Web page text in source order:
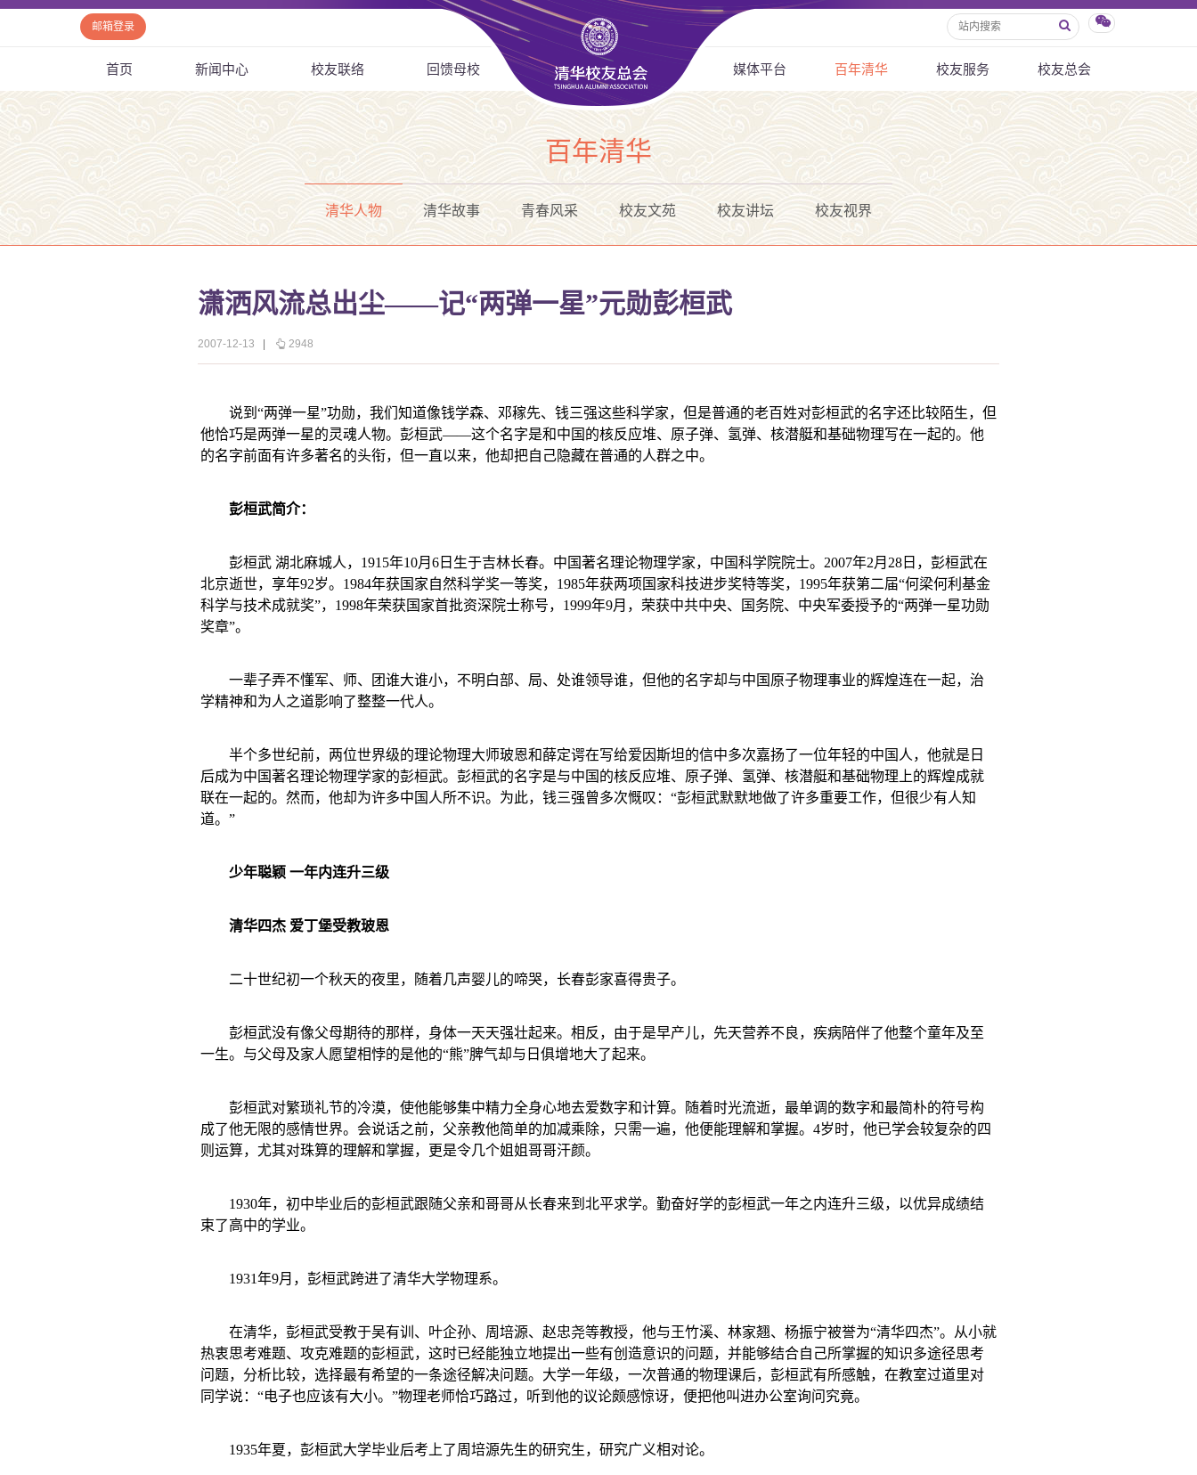
邮箱登录
首页 新闻中心 校友联络 回馈母校 媒体平台 百年清华 校友服务 校友总会
百年清华
清华人物 清华故事 青春风采 校友文苑 校友讲坛 校友视界
潇洒风流总出尘——记“两弹一星”元勋彭桓武
2007-12-13 2948
说到“两弹一星”功勋，我们知道像钱学森、邓稼先、钱三强这些科学家，但是普通的老百姓对彭桓武的名字还比较陌生，但
他恰巧是两弹一星的灵魂人物。彭桓武——这个名字是和中国的核反应堆、原子弹、氢弹、核潜艇和基础物理写在一起的。他
的名字前面有许多著名的头衔，但一直以来，他却把自己隐藏在普通的人群之中。
彭桓武简介：
彭桓武 湖北麻城人， 1915年10月 6 日生于吉林长春。中国著名理论物理学家，中国科学院院士。 2007年2月 28 日，彭桓武在
北京逝世，享年92岁。 1984年获国家自然科学奖一等奖， 1985年获两项国家科技进步奖特等奖， 1995年获第二届“何梁何利基金
科学与技术成就奖”， 1998年荣获国家首批资深院士称号， 1999年9月，荣获中共中央、国务院、中央军委授予的“两弹一星功勋
奖章”。
一辈子弄不懂军、师、团谁大谁小，不明白部、局、处谁领导谁，但他的名字却与中国原子物理事业的辉煌连在一起，治
学精神和为人之道影响了整整一代人。
半个多世纪前，两位世界级的理论物理大师玻恩和薛定谔在写给爱因斯坦的信中多次嘉扬了一位年轻的中国人，他就是日
后成为中国著名理论物理学家的彭桓武。彭桓武的名字是与中国的核反应堆、原子弹、氢弹、核潜艇和基础物理上的辉煌成就
联在一起的。然而，他却为许多中国人所不识。为此，钱三强曾多次慨叹：“彭桓武默默地做了许多重要工作，但很少有人知
道。”
少年聪颖 一年内连升三级
清华四杰 爱丁堡受教玻恩
二十世纪初一个秋天的夜里，随着几声婴儿的啼哭，长春彭家喜得贵子。
彭桓武没有像父母期待的那样，身体一天天强壮起来。相反，由于是早产儿，先天营养不良，疾病陪伴了他整个童年及至
一生。与父母及家人愿望相悖的是他的“熊”脾气却与日俱增地大了起来。
彭桓武对繁琐礼节的冷漠，使他能够集中精力全身心地去爱数字和计算。随着时光流逝，最单调的数字和最简朴的符号构
成了他无限的感情世界。会说话之前，父亲教他简单的加减乘除，只需一遍，他便能理解和掌握。 4岁时，他已学会较复杂的四
则运算，尤其对珠算的理解和掌握，更是令几个姐姐哥哥汗颜。
1930年，初中毕业后的彭桓武跟随父亲和哥哥从长春来到北平求学。勤奋好学的彭桓武一年之内连升三级，以优异成绩结
束了高中的学业。
1931年9月，彭桓武跨进了清华大学物理系。
在清华，彭桓武受教于吴有训、叶企孙、周培源、赵忠尧等教授，他与王竹溪、林家翘、杨振宁被誉为“清华四杰”。从小就
热衷思考难题、攻克难题的彭桓武，这时已经能独立地提出一些有创造意识的问题，并能够结合自己所掌握的知识多途径思考
问题，分析比较，选择最有希望的一条途径解决问题。大学一年级，一次普通的物理课后，彭桓武有所感触，在教室过道里对
同学说：“电子也应该有大小。”物理老师恰巧路过，听到他的议论颇感惊讶，便把他叫进办公室询问究竟。
1935年夏，彭桓武大学毕业后考上了周培源先生的研究生，研究广义相对论。